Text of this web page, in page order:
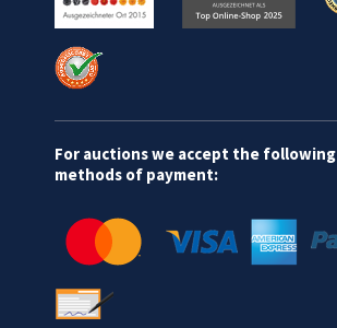
For auctions we accept the following
methods of payment: